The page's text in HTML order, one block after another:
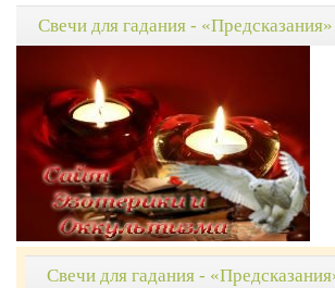
Свечи для гадания - «Предсказания»
Свечи для гадания -